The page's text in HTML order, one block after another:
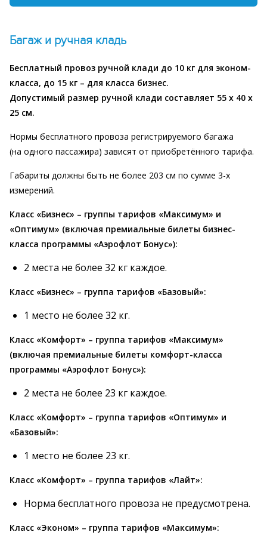
Багаж и ручная кладь
Бесплатный провоз ручной клади до 10 кг для эконом-
класса, до 15 кг – для класса бизнес.
Допустимый размер ручной клади составляет 55 x 40 x
25 см.
Нормы бесплатного провоза регистрируемого багажа
(на одного пассажира) зависят от приобретённого тарифа.
Габариты должны быть не более 203 см по сумме 3-х
измерений.
Класс «Бизнес» – группы тарифов «Максимум» и
«Оптимум» (включая премиальные билеты бизнес-
класса программы «Аэрофлот Бонус»):
2 места не более 32 кг каждое.
Класс «Бизнес» – группа тарифов «Базовый»:
1 место не более 32 кг.
Класс «Комфорт» – группа тарифов «Максимум»
(включая премиальные билеты комфорт-класса
программы «Аэрофлот Бонус»):
2 места не более 23 кг каждое.
Класс «Комфорт» – группа тарифов «Оптимум» и
«Базовый»:
1 место не более 23 кг.
Класс «Комфорт» – группа тарифов «Лайт»:
Норма бесплатного провоза не предусмотрена.
Класс «Эконом» – группа тарифов «Максимум»: